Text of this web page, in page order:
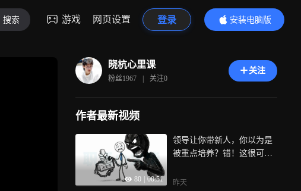
搜索 游戏 网页设置 登录
安装电脑版
内容更精彩
晓杭心里课
粉丝1967 | 关注0
关注
作者最新视频
80 00:51
领导让你带新人，你以为是
被重点培养？错！这很可能
新人不会你教，出了问题你
昨天